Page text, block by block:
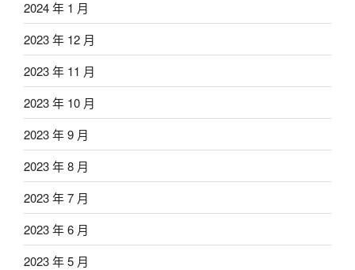
2024 年 1 月
2023 年 12 月
2023 年 11 月
2023 年 10 月
2023 年 9 月
2023 年 8 月
2023 年 7 月
2023 年 6 月
2023 年 5 月